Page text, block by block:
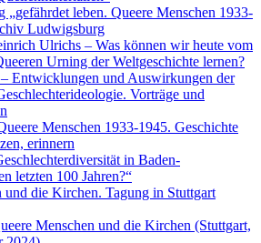
„gefährdet leben. Queere Menschen 1933-
Ludwigsburg
Ulrichs – Was können wir heute vom
Urning der Weltgeschichte lernen?
Entwicklungen und Auswirkungen der
Vorträge und
Menschen 1933-1945. Geschichte
erinnern
in Baden-
letzten 100 Jahren?“
und die Kirchen. Tagung in Stuttgart
Menschen und die Kirchen (Stuttgart,